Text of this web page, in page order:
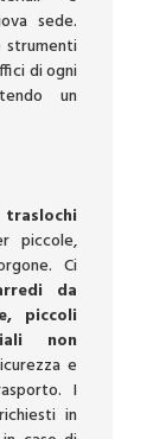
sede.
strumenti
di ogni
un
traslochi
piccole,
Ci
da
piccoli
non
e
I
in